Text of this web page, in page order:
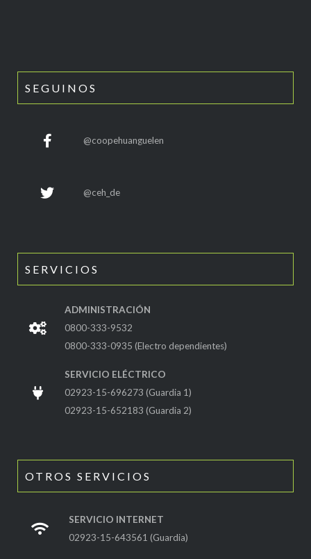
SEGUINOS
@coopehuanguelen
@ceh_de
SERVICIOS
ADMINISTRACIÓN
0800-333-9532
0800-333-0935 (Electro dependientes)
SERVICIO ELÉCTRICO
02923-15-696273 (Guardia 1)
02923-15-652183 (Guardia 2)
OTROS SERVICIOS
SERVICIO INTERNET
02923-15-643561 (Guardia)